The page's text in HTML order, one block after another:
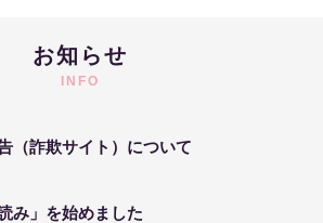
お知らせ
INFO
（詐欺サイト）について
み」を始めました